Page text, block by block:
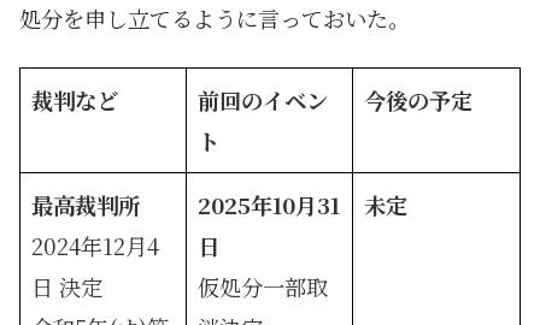
処分を申し立てるように言っておいた。
裁判など
前回のイベン
ト
今後の予定
最高裁判所
2024年12月4
日 決定
2025年10月31
日
仮処分一部取
未定